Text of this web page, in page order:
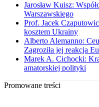
Jarosław Kuisz:
Warszawskiego
Prof. Jacek
kosztem Ukrainy
Alberto Alemanno:
Zagroziła jej reakcja
Marek A. Cichocki:
amatorskiej polityki
Promowane treści